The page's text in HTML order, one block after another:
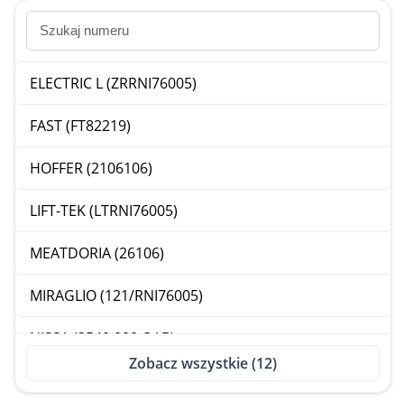
ELECTRIC L (ZRRNI76005)
FAST (FT82219)
HOFFER (2106106)
LIFT-TEK (LTRNI76005)
MEATDORIA (26106)
MIRAGLIO (121/RNI76005)
NISSA (2540 000 QAB)
Zobacz wszystkie (12)